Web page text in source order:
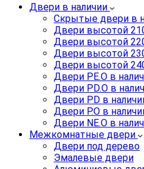
Двери в наличии
Скрытые двери в
Двери высотой
Двери высотой
Двери высотой
Двери высотой
Двери PE.O в
Двери PD.O в
Двери PD в
Двери P.O в
Двери NE.O в
Межкомнатные двери
Двери под дерево
Эмалевые двери